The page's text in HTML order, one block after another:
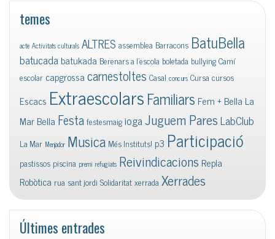
temes
acte Activitats culturals ALTRES assemblea Barracons BatuBella
batucadabatukada Berenars a l'escola boletada bullyingCamí
escolar capgrossacarnestoltes Casal concurs Cursa cursos
Escacs ExtraescolarsFamiliars Fem + Bella La
Mar Bella FestafestesmaigiogaJuguem ParesLabClub
La Mar Menjador Musica Més Instituts! p3 Participació
pastissos piscina premi refugiats Reivindicacions Repla
Robòtica rua sant jordi Solidaritatxerrada Xerrades
Últimes entrades